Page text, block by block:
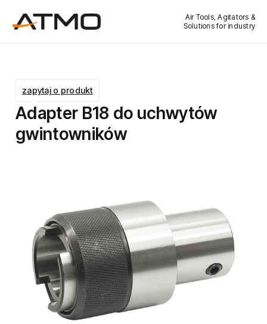
Air Tools, Agitators &
Solutions for industry
Adapter B18 do uchwytów
gwintowników
zapytaj o produkt